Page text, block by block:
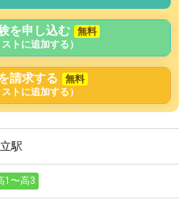
を申し込む
無料
ストに追加する）
請求する
無料
ストに追加する）
駅
1〜高3